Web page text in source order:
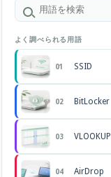
よく調べられる用語
01 SSID
02 BitLocker
03 VLOOKUP
04 AirDrop